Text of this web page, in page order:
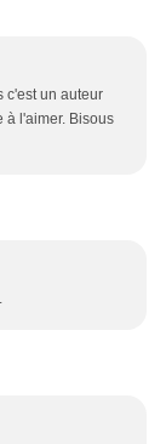
c'est un auteur
à l'aimer. Bisous